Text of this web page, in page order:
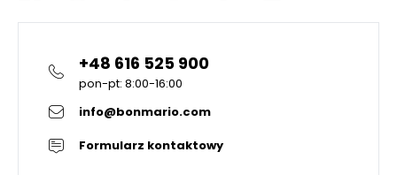
+48 616 525 900
pon-pt: 8:00-16:00
info@bonmario.com
Formularz kontaktowy